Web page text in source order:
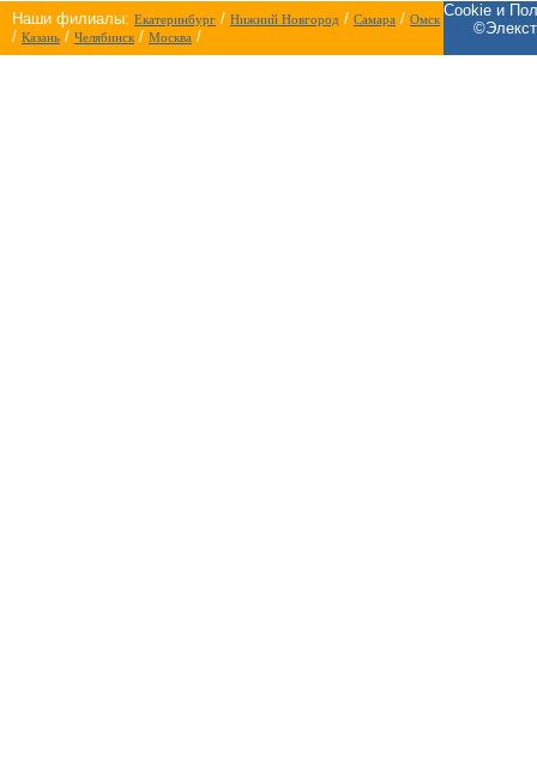
Наши филиалы: Екатеринбург / Нижний Новгород / Самара / Омск
/ Казань / Челябинск/ Москва /
Cookie и